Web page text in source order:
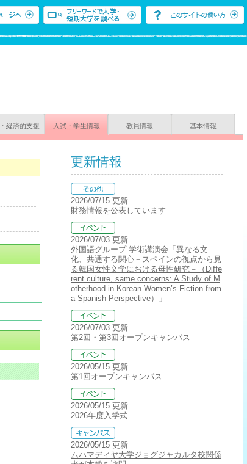
経済的支援 入試・学生情報 教員情報 基本情報
更新情報
2026/07/15 更新
財務情報を公表しています
2026/07/03 更新
外国語グループ 学術講演会「異なる文
化、共通する関心－スペインの視点から見
る韓国女性文学における母性研究－（Diffe
rent culture, same concerns: A Study of M
otherhood in Korean Women’s Fiction from
a Spanish Perspective）」
2026/07/03 更新
第2回・第3回オープンキャンパス
2026/05/15 更新
第1回オープンキャンパス
2026/05/15 更新
2026年度入学式
2026/05/15 更新
ムハマディヤ大学ジョグジャカルタ校関係